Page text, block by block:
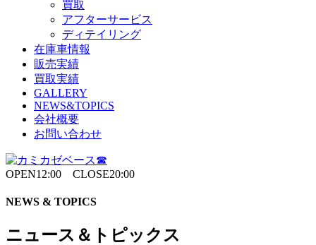
買取
アフターサービス
ディテイリング
在庫車情報
販売実績
買取実績
GALLERY
NEWS&TOPICS
会社概要
お問い合わせ
OPEN12:00 CLOSE20:00
NEWS & TOPICS
ニュース＆トピックス